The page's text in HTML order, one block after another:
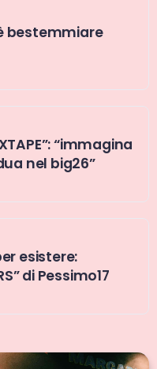
è bestemmiare
“immagina
nel big26”
esistere:
di Pessimo17